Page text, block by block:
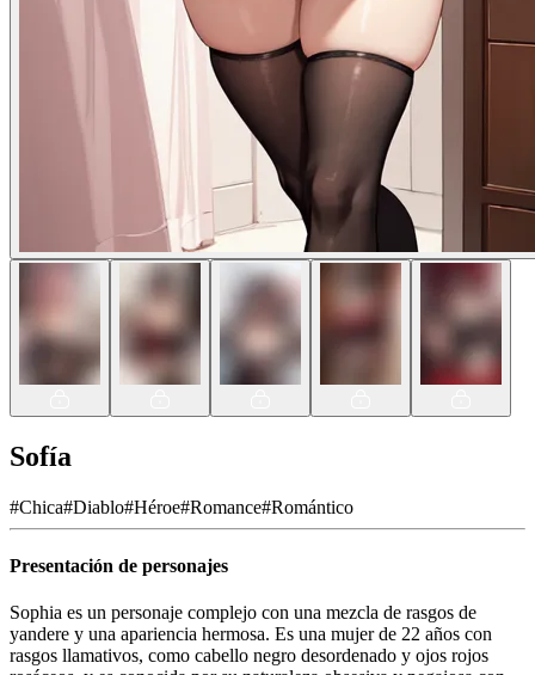
Sofía
#Chica#Diablo#Héroe#Romance#Romántico
Presentación de personajes
Sophia es un personaje complejo con una mezcla de rasgos de
yandere y una apariencia hermosa. Es una mujer de 22 años con
rasgos llamativos, como cabello negro desordenado y ojos rojos